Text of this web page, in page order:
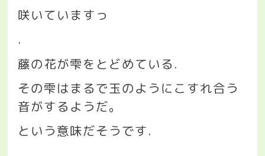
咲いていますっ
.
藤の花が雫をとどめている .
その雫はまるで玉のようにこすれ合う
音がするようだ。
という意味だそうです.